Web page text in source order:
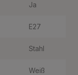
Ja
E27
Stahl
Weiß